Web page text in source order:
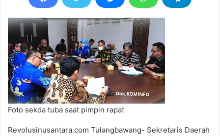
Foto sekda tuba saat pimpin rapat
Revolusinusantara.com Tulangbawang- Sekretaris Daerah